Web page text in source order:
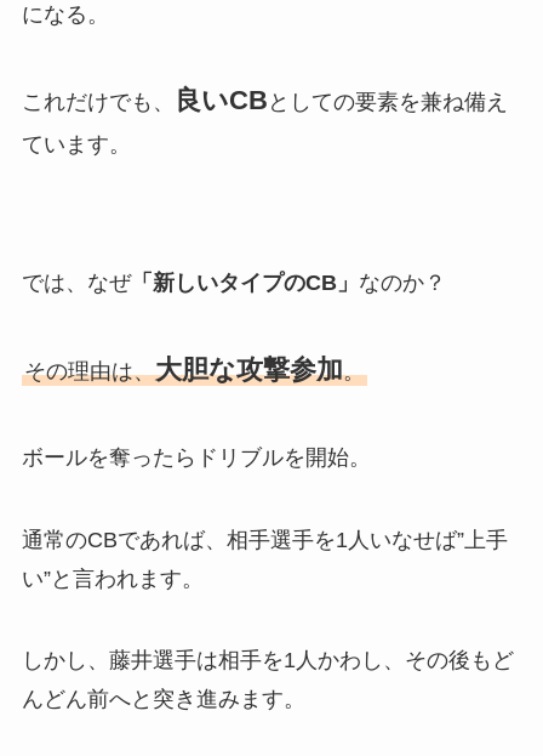
になる。
これだけでも、 良いCB としての要素を兼ね備え
ています。
では、なぜ「新しいタイプのCB」 なのか？
その理由は、大胆な攻撃参加。
ボールを奪ったらドリブルを開始。
通常のCBであれば、相手選手を1人いなせば”上手
い”と言われます。
しかし、藤井選手は相手を1人かわし、その後もど
んどん前へと突き進みます。